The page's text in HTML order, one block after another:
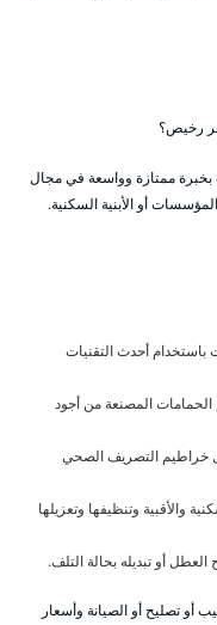
رخيص؟
ممتازة وواسعة في مجال
أو الأبنية السكنية.
باستخدام أحدث التقنيات
المصنعة من أجود
خراطيم التصريف الصحي
والأقبية وتنظيفها وتعزيلها
أو تبديله بحالة التلف.
أو تصليح أو الصيانة وأسعار